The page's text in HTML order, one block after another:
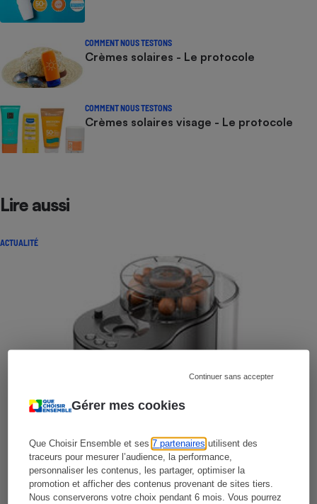
Gérer mes cookies
Que Choisir Ensemble et ses7 partenaires utilisent des
traceurs pour mesurer l’audience, la performance,
personnaliser les contenus, les partager, optimiser la
promotion et afficher des contenus provenant de sites tiers.
Nous conserverons votre choix pendant 6 mois. Vous pourrez
Continuer sans accepter
COMMENT NOUS TESTONS
Crèmes solaires - Le protocole
COMMENT NOUS TESTONS
Crèmes solaires visage - Le protocole
Lire aussi
ACTUALITÉ